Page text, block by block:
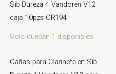
Solo quedan 1 disponibles
Cañas para Clarinete en Sib